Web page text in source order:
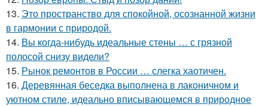
13. Это пространство для спокойной, осознанной жизни
в гармонии с природой.
14. Вы когда-нибудь идеальные стены … с грязной
полосой снизу видели?
15. Рынок ремонтов в России … слегка хаотичен.
16. Деревянная беседка выполнена в лаконичном и
уютном стиле, идеально вписывающемся в природное